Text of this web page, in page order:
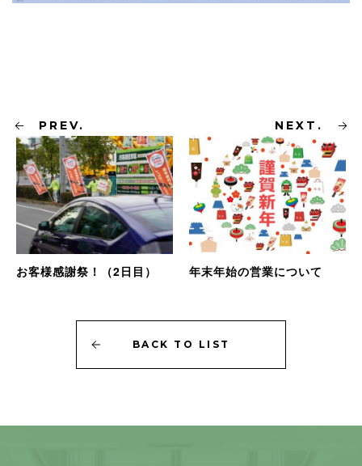
PREV.
お客様感謝祭！（2日目）
BACK TO LIST
NEXT.
年末年始の営業について